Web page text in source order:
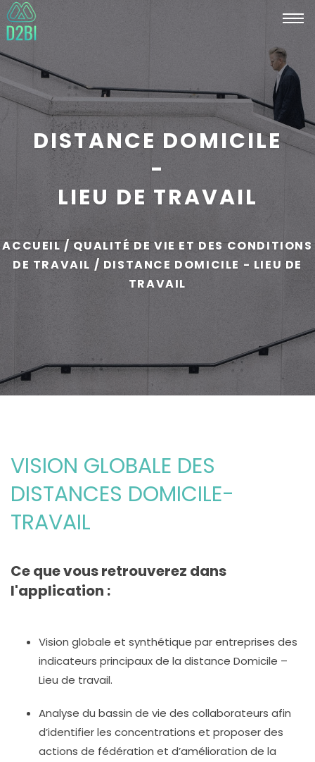
DISTANCE DOMICILE
-
LIEU DE TRAVAIL
ACCUEIL / QUALITÉ DE VIE ET DES CONDITIONS
DE TRAVAIL / DISTANCE DOMICILE - LIEU DE
TRAVAIL
VISION GLOBALE DES
DISTANCES DOMICILE-
TRAVAIL
Ce que vous retrouverez dans
l'application :
Vision globale et synthétique par entreprises des
indicateurs principaux de la distance Domicile –
Lieu de travail.
Analyse du bassin de vie des collaborateurs afin
d’identifier les concentrations et proposer des
actions de fédération et d’amélioration de la